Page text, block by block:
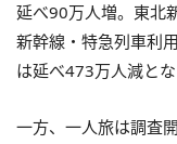
延べ90万人増。東北
新幹線・特急列車利
は延べ473万人減とな
一方、一人旅は調査